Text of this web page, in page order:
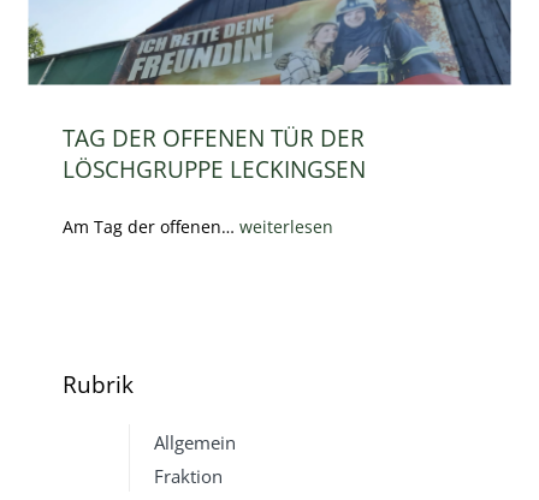
TAG DER OFFENEN TÜR DER
LÖSCHGRUPPE LECKINGSEN
Am Tag der offenen…weiterlesen
Rubrik
Allgemein
Fraktion